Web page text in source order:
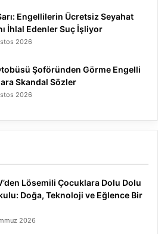
Engellilerin Ücretsiz Seyahat
İhlal Edenler Suç İşliyor
2026
Şoföründen Görme Engelli
Skandal Sözler
2026
Lösemili Çocuklara Dolu Dolu
Doğa, Teknoloji ve Eğlence Bir
2026